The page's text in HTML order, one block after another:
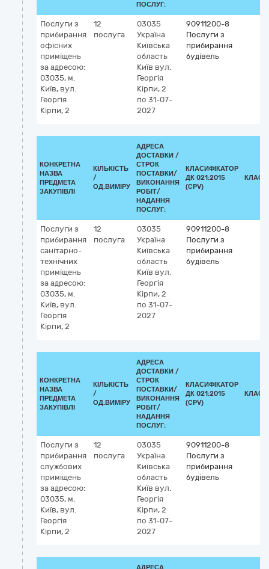
ПОСЛУГ:
Послуги з
прибирання
офісних
приміщень
за адресою:
03035, м.
Київ, вул.
Георгія
Кірпи, 2
12
послуга
03035
Україна
Київська
область
Київ вул.
Георгія
Кірпи, 2
по 31-07-
2027
90911200-8
Послуги з
прибирання
будівель
КОНКРЕТНА
НАЗВА
ПРЕДМЕТА
ЗАКУПІВЛІ
КІЛЬКІСТЬ
/
ОД.ВИМІРУ
АДРЕСА
ДОСТАВКИ /
СТРОК
ПОСТАВКИ/
ВИКОНАННЯ
РОБІТ/
НАДАННЯ
ПОСЛУГ:
КЛАСИФІКАТОР
ДК 021:2015
(CPV)
Послуги з
прибирання
санітарно-
технічних
приміщень
за адресою:
03035, м.
Київ, вул.
Георгія
Кірпи, 2
12
послуга
03035
Україна
Київська
область
Київ вул.
Георгія
Кірпи, 2
по 31-07-
2027
90911200-8
Послуги з
прибирання
будівель
КОНКРЕТНА
НАЗВА
ПРЕДМЕТА
ЗАКУПІВЛІ
КІЛЬКІСТЬ
/
ОД.ВИМІРУ
АДРЕСА
ДОСТАВКИ /
СТРОК
ПОСТАВКИ/
ВИКОНАННЯ
РОБІТ/
НАДАННЯ
ПОСЛУГ:
КЛАСИФІКАТОР
ДК 021:2015
(CPV)
Послуги з
прибирання
службових
приміщень
за адресою:
03035, м.
Київ, вул.
Георгія
Кірпи, 2
12
послуга
03035
Україна
Київська
область
Київ вул.
Георгія
Кірпи, 2
по 31-07-
2027
90911200-8
Послуги з
прибирання
будівель